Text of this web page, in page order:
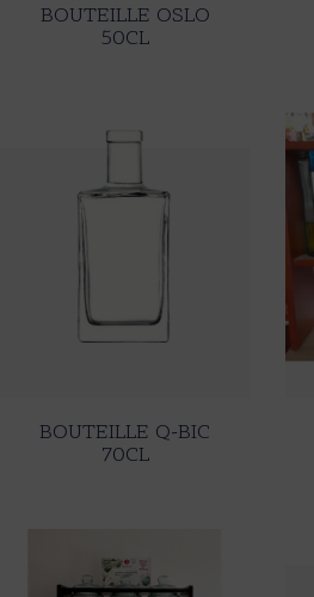
BOUTEILLE OSLO
50CL
BOUTEILLE Q-BIC
70CL